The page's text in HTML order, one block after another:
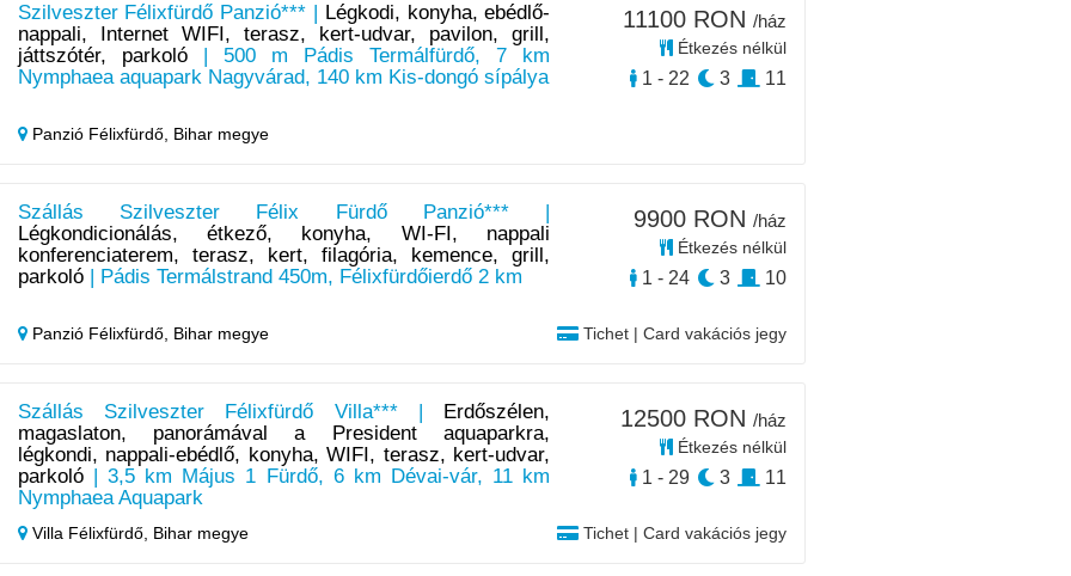
Szilveszter Félixfürdő Panzió*** |
Légkodi, konyha, ebédlő-
nappali, Internet WIFI, terasz, kert-udvar, pavilon, grill,
játtszótér, parkoló| 500 m Pádis Termálfürdő, 7 km
Nymphaea aquapark Nagyvárad, 140 km Kis-dongó sípálya
Panzió Félixfürdő, Bihar megye
11100 RON /ház
Étkezés nélkül
1 - 22 3 11
Szállás Szilveszter Félix Fürdő Panzió*** |
Légkondicionálás, étkező, konyha, WI-FI, nappali
konferenciaterem, terasz, kert, filagória, kemence, grill,
parkoló| Pádis Termálstrand 450m, Félixfürdőierdő 2 km
Panzió Félixfürdő, Bihar megye Tichet | Card vakációs jegy
9900 RON /ház
Étkezés nélkül
1 - 24 3 10
Szállás Szilveszter Félixfürdő Villa*** |
Erdőszélen,
magaslaton, panorámával a President aquaparkra,
légkondi, nappali-ebédlő, konyha, WIFI, terasz, kert-udvar,
parkoló| 3,5 km Május 1 Fürdő, 6 km Dévai-vár, 11 km
Nymphaea Aquapark
Villa Félixfürdő, Bihar megye Tichet | Card vakációs jegy
12500 RON /ház
Étkezés nélkül
1 - 29 3 11